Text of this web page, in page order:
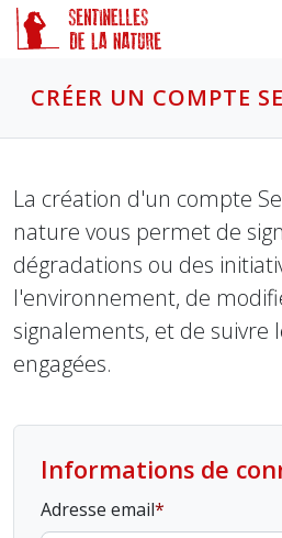
CRÉER UN COMPTE
La création d'un compte
nature vous permet de
dégradations ou des
l'environnement, de
signalements, et de suivre
engagées.
Informations de
Adresse email
Panneau de gestion des cookies